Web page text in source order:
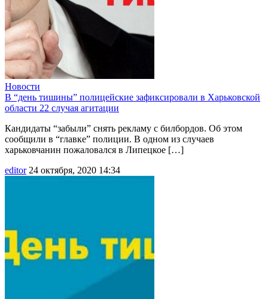
Новости
В “день тишины” полицейские зафиксировали в Харьковской
области 22 случая агитации
Кандидаты “забыли” снять рекламу с билбордов. Об этом
сообщили в “главке” полиции. В одном из случаев
харьковчанин пожаловался в Липецкое […]
editor 24 октября, 2020 14:34